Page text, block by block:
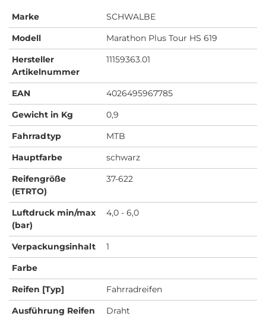
Marke
SCHWALBE
Modell
Marathon Plus Tour HS 619
Hersteller
Artikelnummer
11159363.01
EAN
4026495967785
Gewicht in Kg
0,9
Fahrradtyp
MTB
Hauptfarbe
schwarz
Reifengröße
(ETRTO)
37-622
Luftdruck min/max
(bar)
4,0 - 6,0
Verpackungsinhalt
1
Farbe
Reifen [Typ]
Fahrradreifen
Ausführung Reifen
Draht